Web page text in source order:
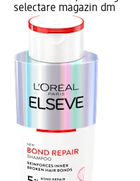
selectare magazin dm